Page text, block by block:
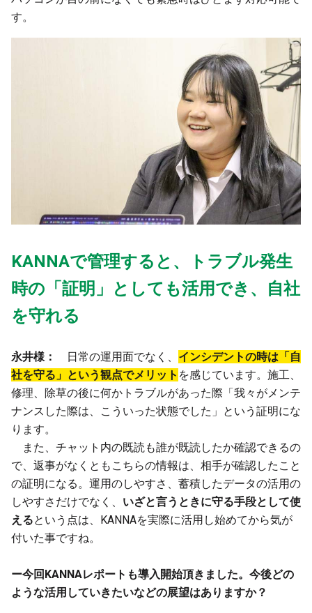
す。
KANNAで管理すると、トラブル発生
時の「証明」としても活用でき、自社
を守れる
永井様： 日常の運用面でなく、 インシデントの時は「自
社を守る」という観点でメリット を感じています。施工、
修理、除草の後に何かトラブルがあった際「我々がメンテ
ナンスした際は、こういった状態でした」という証明にな
ります。
また、チャット内の既読も誰が既読したか確認できるの
で、返事がなくともこちらの情報は、相手が確認したこと
の証明になる。運用のしやすさ、蓄積したデータの活用の
しやすさだけでなく、 いざと言うときに守る手段として使
えるという点は、KANNAを実際に活用し始めてから気が
付いた事ですね。
ー今回KANNAレポートも導入開始頂きました。今後どの
ような活用していきたいなどの展望はありますか？